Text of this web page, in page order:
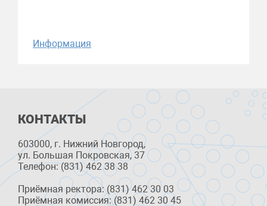
Информация
КОНТАКТЫ
603000, г. Нижний Новгород,
ул. Большая Покровская, 37
Телефон: (831) 462 38 38
Приёмная ректора: (831) 462 30 03
Приёмная комиссия: (831) 462 30 45